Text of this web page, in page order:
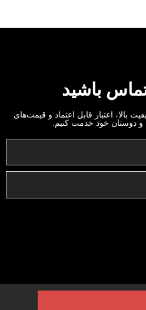
تماس باشید
بالا، اعتبار قابل اعتماد و قیمت‌های
دوستان خود خدمت کنیم.